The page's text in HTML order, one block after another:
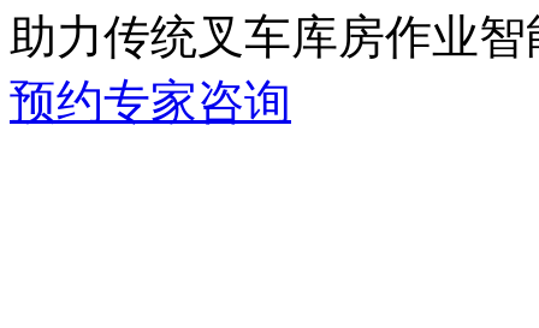
助力传统叉车库房作业
预约专家咨询